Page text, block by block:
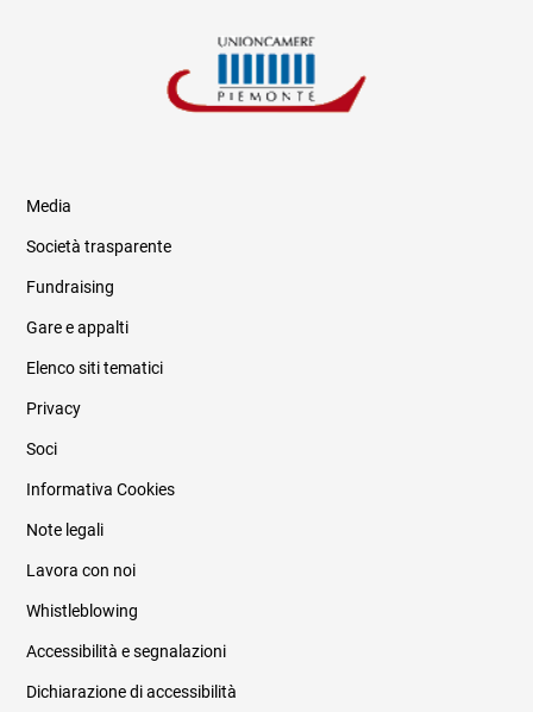
Informazioni legali e trasparenza
Media
Società trasparente
Fundraising
Gare e appalti
Elenco siti tematici
Privacy
Soci
Informativa Cookies
Note legali
Lavora con noi
Whistleblowing
Accessibilità e segnalazioni
Dichiarazione di accessibilità